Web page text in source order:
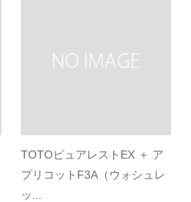
TOTOピュアレストEX ＋ ア
プリコットF3A（ウォシュレ
ッ...